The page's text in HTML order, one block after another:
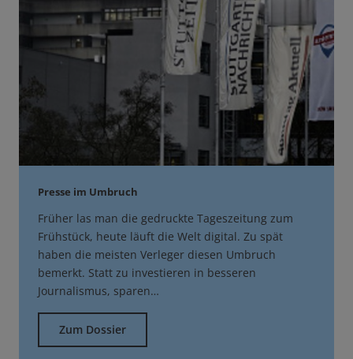
Presse im Umbruch
Früher las man die gedruckte Tageszeitung zum
Frühstück, heute läuft die Welt digital. Zu spät
haben die meisten Verleger diesen Umbruch
bemerkt. Statt zu investieren in besseren
Journalismus, sparen…
Zum Dossier